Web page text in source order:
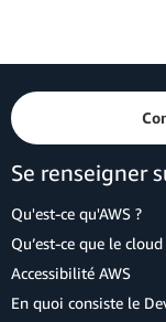
Se renseigner
Qu'est-ce qu'AWS ?
Qu’est-ce que le
Accessibilité AWS
En quoi consiste le